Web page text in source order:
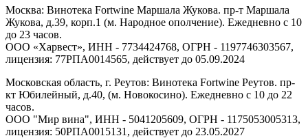
Москва: Винотека Fortwine Маршала Жукова. пр-т Маршала
Жукова, д.39, корп.1 (м. Народное ополчение). Ежедневно с 10
до 23 часов.
ООО «Харвест», ИНН - 7734424768, ОГРН - 1197746303567,
лицензия: 77РПА0014565, действует до 05.09.2024
Московская область, г. Реутов: Винотека Fortwine Реутов. пр-
кт Юбилейный, д.40, (м. Новокосино). Ежедневно с 10 до 22
часов.
ООО "Мир вина", ИНН - 5041205609, ОГРН - 1175053005313,
лицензия: 50РПА0015131, действует до 23.05.2027